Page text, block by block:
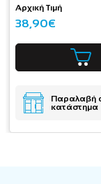
Αρχική Τιμή
38,90€
Παραλαβή
κατάστημα